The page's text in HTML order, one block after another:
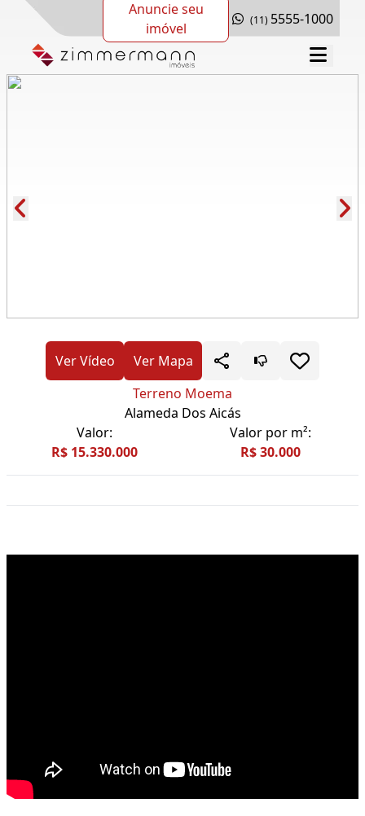
Anuncie seu
imóvel
(11) 5555-1000
Ver Vídeo
Ver Mapa
Terreno Moema
Alameda Dos Aicás
Valor:
R$ 15.330.000
Valor por m²:
R$ 30.000